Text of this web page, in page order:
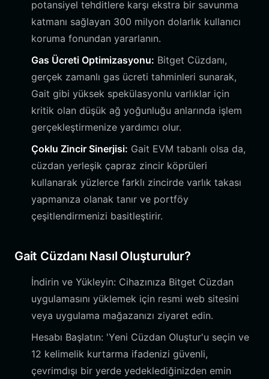
potansiyel tehditlere karşı ekstra bir savunma
katmanı sağlayan 300 milyon dolarlık kullanıcı
koruma fonundan yararlanın.
Gas Ücreti Optimizasyonu: Bitget Cüzdanı,
gerçek zamanlı gas ücreti tahminleri sunarak,
Gait gibi yüksek spekülasyonlu varlıklar için
kritik olan düşük ağ yoğunluğu anlarında işlem
gerçekleştirmenize yardımcı olur.
Çoklu Zincir Sinerjisi: Gait EVM tabanlı olsa da,
cüzdan yerleşik çapraz zincir köprüleri
kullanarak yüzlerce farklı zincirde varlık takası
yapmanıza olanak tanır ve portföy
çeşitlendirmenizi basitleştirir.
Gait Cüzdanı Nasıl Oluşturulur?
İndirin ve Yükleyin: Cihazınıza Bitget Cüzdan
uygulamasını yüklemek için resmi web sitesini
veya uygulama mağazanızı ziyaret edin.
Hesabı Başlatın: 'Yeni Cüzdan Oluştur'u seçin ve
12 kelimelik kurtarma ifadenizi güvenli,
çevrimdışı bir yerde yedeklediğinizden emin